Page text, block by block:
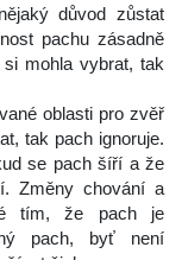
důvod zůstat
pachu zásadně
mohla vybrat, tak
oblasti pro zvěř
tak pach ignoruje.
se pach šíří a že
Změny chování a
tím, že pach je
pach, byť není